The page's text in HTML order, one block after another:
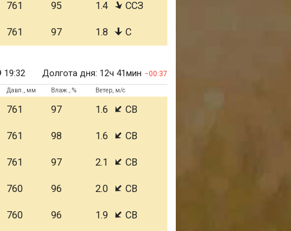
761 95 1.4 ССЗ
761 97 1.8 С
19:32 Долгота дня: 12ч 41мин 00:37
Давл., мм Влаж., % Ветер, м/с
761 97 1.6 СВ
761 98 1.6 СВ
761 97 2.1 СВ
760 96 2.0 СВ
760 96 1.9 СВ